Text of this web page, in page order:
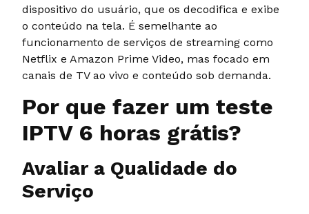
dispositivo do usuário, que os decodifica e exibe
o conteúdo na tela. É semelhante ao
funcionamento de serviços de streaming como
Netflix e Amazon Prime Video, mas focado em
canais de TV ao vivo e conteúdo sob demanda.
Por que fazer um teste
IPTV 6 horas grátis?
Avaliar a Qualidade do
Serviço